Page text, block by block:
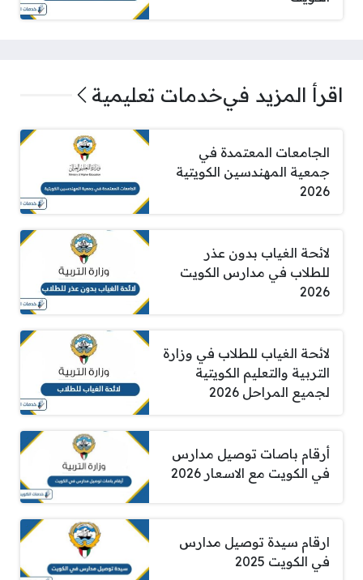
اقرأ المزيد فيخدمات تعليمية
الجامعات المعتمدة في
جمعية المهندسين الكويتية
2026
لائحة الغياب بدون عذر
للطلاب في مدارس الكويت
2026
لائحة الغياب للطلاب في وزارة
التربية والتعليم الكويتية
لجميع المراحل 2026
أرقام باصات توصيل مدارس
في الكويت مع الاسعار 2026
ارقام سيدة توصيل مدارس
في الكويت 2025